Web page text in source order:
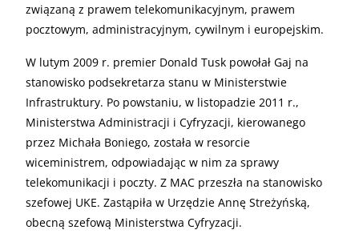
związaną z prawem telekomunikacyjnym, prawem
pocztowym, administracyjnym, cywilnym i europejskim.
W lutym 2009 r. premier Donald Tusk powołał Gaj na
stanowisko podsekretarza stanu w Ministerstwie
Infrastruktury. Po powstaniu, w listopadzie 2011 r.,
Ministerstwa Administracji i Cyfryzacji, kierowanego
przez Michała Boniego, została w resorcie
wiceministrem, odpowiadając w nim za sprawy
telekomunikacji i poczty. Z MAC przeszła na stanowisko
szefowej UKE. Zastąpiła w Urzędzie Annę Streżyńską,
obecną szefową Ministerstwa Cyfryzacji.